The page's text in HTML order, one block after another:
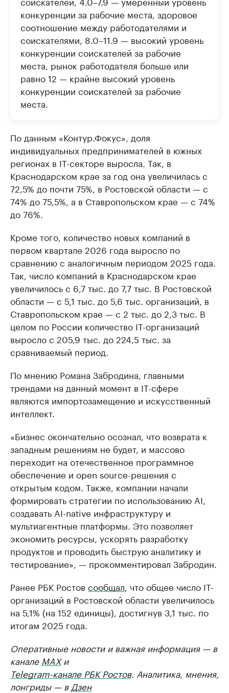
конкуренции за рабочие места, здоровое
соотношение между работодателями и
соискателями, 8.0–11.9 — высокий уровень
конкуренции соискателей за рабочие
места, рынок работодателя больше или
равно 12 — крайне высокий уровень
конкуренции соискателей за рабочие
места.
По данным «Контур.Фокус», доля
индивидуальных предпринимателей в южных
регионах в IT-секторе выросла. Так, в
Краснодарском крае за год она увеличилась с
72,5% до почти 75%, в Ростовской области — с
74% до 75,5%, а в Ставропольском крае — с 74%
до 76%.
Кроме того, количество новых компаний в
первом квартале 2026 года выросло по
сравнению с аналогичным периодом 2025 года.
Так, число компаний в Краснодарском крае
увеличилось с 6,7 тыс. до 7,7 тыс. В Ростовской
области — с 5,1 тыс. до 5,6 тыс. организаций, в
Ставропольском крае — с 2 тыс. до 2,3 тыс. В
целом по России количество IT-организаций
выросло с 205,9 тыс. до 224,5 тыс. за
сравниваемый период.
По мнению Романа Забродина, главными
трендами на данный момент в IT-сфере
являются импортозамещение и искусственный
интеллект.
«Бизнес окончательно осознал, что возврата к
западным решениям не будет, и массово
переходит на отечественное программное
обеспечение и open source-решения с
открытым кодом. Также, компании начали
формировать стратегии по использованию AI,
создавать AI-native инфраструктуру и
мультиагентные платформы. Это позволяет
экономить ресурсы, ускорять разработку
продуктов и проводить быструю аналитику и
тестирование», — прокомментировал Забродин.
Ранее РБК Ростов сообщал , что общее число IT-
организаций в Ростовской области увеличилось
на 5,1% (на 152 единицы), достигнув 3,1 тыс. по
итогам 2025 года.
Оперативные новости и важная информация — в
канале MAXи
Telegram-канале РБК Ростов. Аналитика, мнения,
лонгриды — в Дзен